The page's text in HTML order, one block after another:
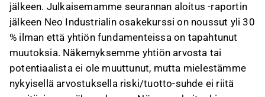
jälkeen. Julkaisemamme seurannan aloitus -raportin
jälkeen Neo Industrialin osakekurssi on noussut yli 30
% ilman että yhtiön fundamenteissa on tapahtunut
muutoksia. Näkemyksemme yhtiön arvosta tai
potentiaalista ei ole muuttunut, mutta mielestämme
nykyisellä arvostuksella riski/tuotto-suhde ei riitä